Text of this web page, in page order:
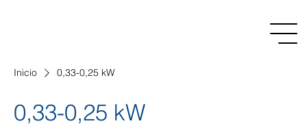
Inicio 0,33-0,25 kW
0,33-0,25 kW